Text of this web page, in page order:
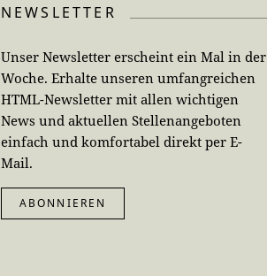
NEWSLETTER
Unser Newsletter erscheint ein Mal in der
Woche. Erhalte unseren umfangreichen
HTML-Newsletter mit allen wichtigen
News und aktuellen Stellenangeboten
einfach und komfortabel direkt per E-
Mail.
ABONNIEREN